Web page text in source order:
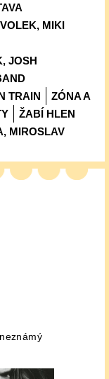
VOLEK, MIKI
JOSH
TRAIN
ZÓNA A
ŽABÍ HLEN
MIROSLAV